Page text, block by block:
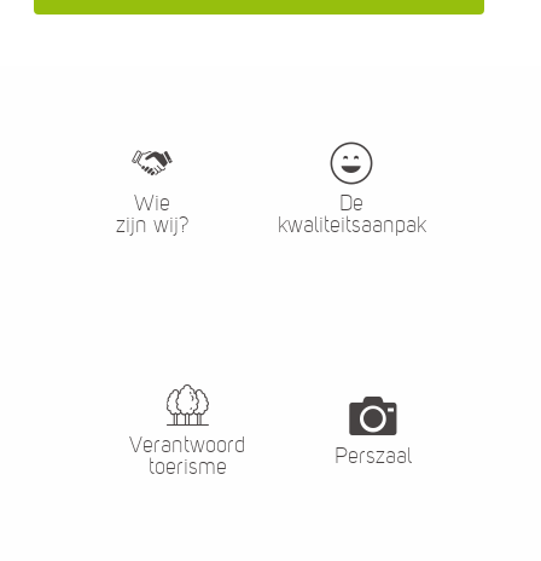
Wie
zijn wij?
De
kwaliteitsaanpak
Verantwoord
toerisme
Perszaal